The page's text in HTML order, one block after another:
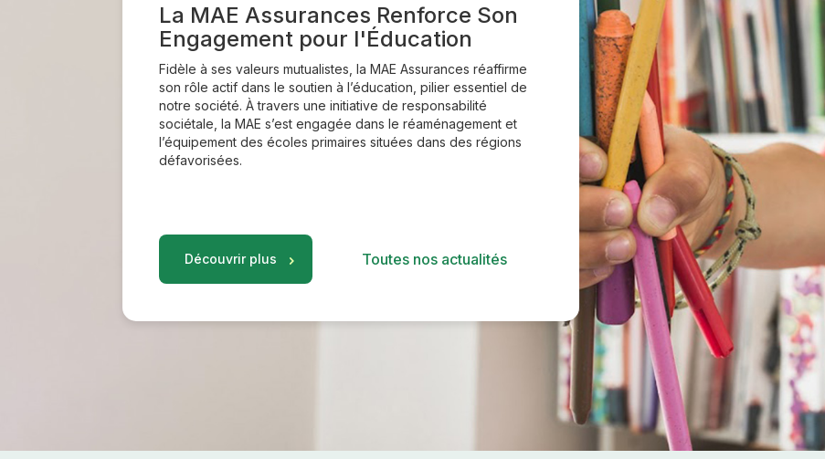
La MAE Assurances Renforce Son
Engagement pour l'Éducation
Fidèle à ses valeurs mutualistes, la MAE Assurances réaffirme
son rôle actif dans le soutien à l’éducation, pilier essentiel de
notre société. À travers une initiative de responsabilité
sociétale, la MAE s’est engagée dans le réaménagement et
l’équipement des écoles primaires situées dans des régions
défavorisées.
Découvrir plus Toutes nos actualités